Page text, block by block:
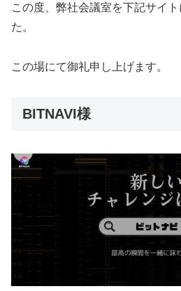
この度、弊社会議室を下記サイ
た。
この場にて御礼申し上げます。
BITNAVI様